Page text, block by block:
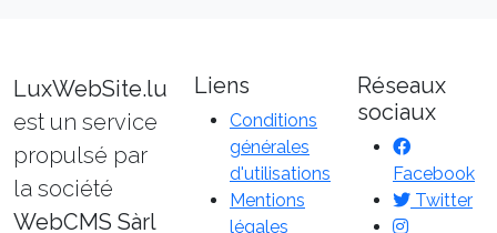
LuxWebSite.lu
est un service
propulsé par
la société
WebCMS Sàrl
Liens
Conditions
générales
d'utilisations
Mentions
légales
Réseaux
sociaux
Facebook
Twitter